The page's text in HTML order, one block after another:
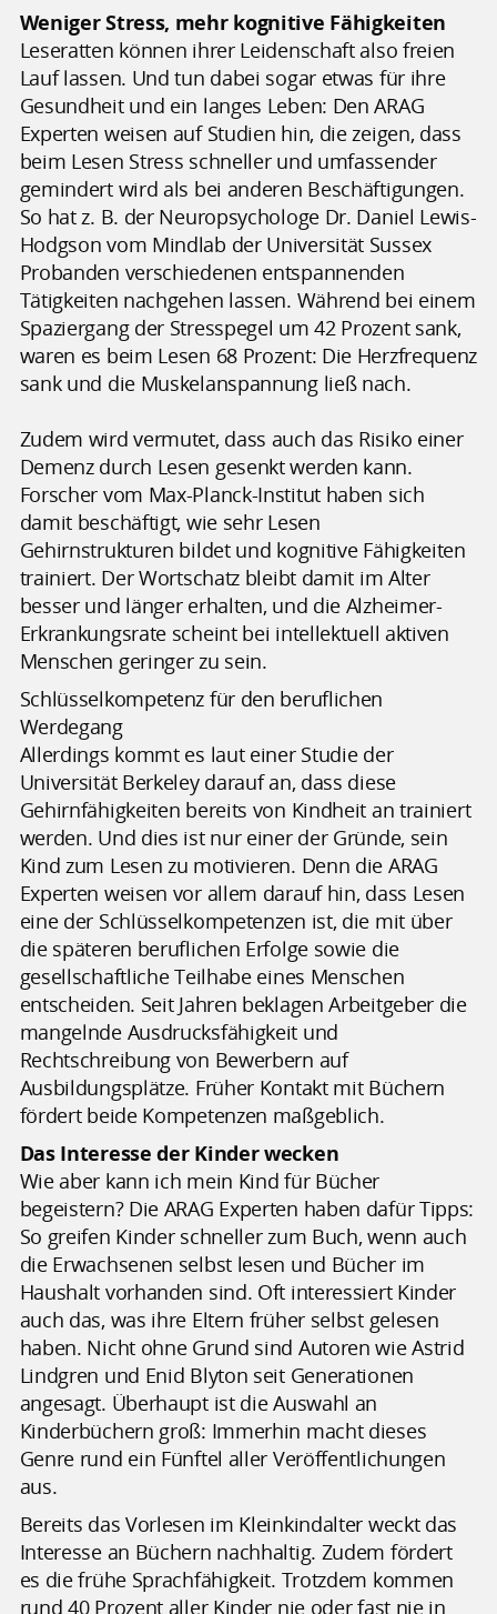
Weniger Stress, mehr kognitive Fähigkeiten
Leseratten können ihrer Leidenschaft also freien
Lauf lassen. Und tun dabei sogar etwas für ihre
Gesundheit und ein langes Leben: Den ARAG
Experten weisen auf Studien hin, die zeigen, dass
beim Lesen Stress schneller und umfassender
gemindert wird als bei anderen Beschäftigungen.
So hat z. B. der Neuropsychologe Dr. Daniel Lewis-
Hodgson vom Mindlab der Universität Sussex
Probanden verschiedenen entspannenden
Tätigkeiten nachgehen lassen. Während bei einem
Spaziergang der Stresspegel um 42 Prozent sank,
waren es beim Lesen 68 Prozent: Die Herzfrequenz
sank und die Muskelanspannung ließ nach.
Zudem wird vermutet, dass auch das Risiko einer
Demenz durch Lesen gesenkt werden kann.
Forscher vom Max-Planck-Institut haben sich
damit beschäftigt, wie sehr Lesen
Gehirnstrukturen bildet und kognitive Fähigkeiten
trainiert. Der Wortschatz bleibt damit im Alter
besser und länger erhalten, und die Alzheimer-
Erkrankungsrate scheint bei intellektuell aktiven
Menschen geringer zu sein.
Schlüsselkompetenz für den beruflichen
Werdegang
Allerdings kommt es laut einer Studie der
Universität Berkeley darauf an, dass diese
Gehirnfähigkeiten bereits von Kindheit an trainiert
werden. Und dies ist nur einer der Gründe, sein
Kind zum Lesen zu motivieren. Denn die ARAG
Experten weisen vor allem darauf hin, dass Lesen
eine der Schlüsselkompetenzen ist, die mit über
die späteren beruflichen Erfolge sowie die
gesellschaftliche Teilhabe eines Menschen
entscheiden. Seit Jahren beklagen Arbeitgeber die
mangelnde Ausdrucksfähigkeit und
Rechtschreibung von Bewerbern auf
Ausbildungsplätze. Früher Kontakt mit Büchern
fördert beide Kompetenzen maßgeblich.
Das Interesse der Kinder wecken
Wie aber kann ich mein Kind für Bücher
begeistern? Die ARAG Experten haben dafür Tipps:
So greifen Kinder schneller zum Buch, wenn auch
die Erwachsenen selbst lesen und Bücher im
Haushalt vorhanden sind. Oft interessiert Kinder
auch das, was ihre Eltern früher selbst gelesen
haben. Nicht ohne Grund sind Autoren wie Astrid
Lindgren und Enid Blyton seit Generationen
angesagt. Überhaupt ist die Auswahl an
Kinderbüchern groß: Immerhin macht dieses
Genre rund ein Fünftel aller Veröffentlichungen
aus.
Bereits das Vorlesen im Kleinkindalter weckt das
Interesse an Büchern nachhaltig. Zudem fördert
es die frühe Sprachfähigkeit. Trotzdem kommen
rund 40 Prozent aller Kinder nie oder fast nie in